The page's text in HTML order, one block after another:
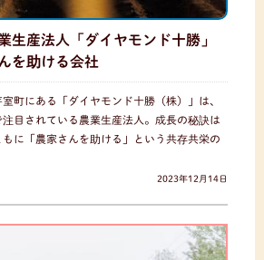
生産法人「ダイヤモンド十勝」
を助ける会社
町にある「ダイヤモンド十勝（株）」は、
目されている農業生産法人。成長の秘訣は
に「農家さんを助ける」という共存共栄の
2023年12月14日